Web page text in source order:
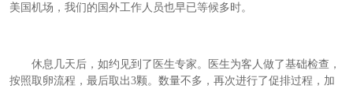
美国机场，我们的国外工作人员也早已等候多时。
休息几天后，如约见到了医生专家。医生为客人做了基础检查，
按照取卵流程，最后取出3颗。数量不多，再次进行了促排过程，加